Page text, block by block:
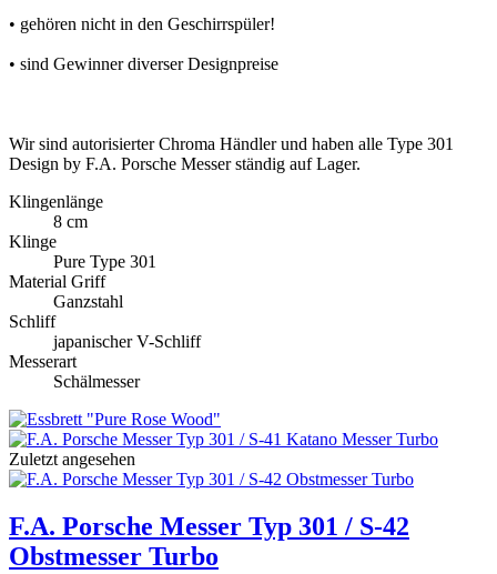
• gehören nicht in den Geschirrspüler!
• sind Gewinner diverser Designpreise
Wir sind autorisierter Chroma Händler und haben alle Type 301
Design by F.A. Porsche Messer ständig auf Lager.
Klingenlänge
8 cm
Klinge
Pure Type 301
Material Griff
Ganzstahl
Schliff
japanischer V-Schliff
Messerart
Schälmesser
Zuletzt angesehen
F.A. Porsche Messer Typ 301 / S-42
Obstmesser Turbo